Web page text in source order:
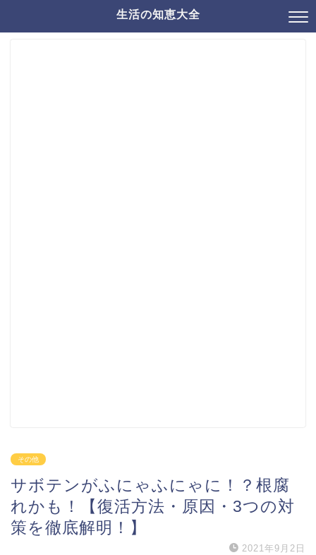
生活の知恵大全
その他
サボテンがふにゃふにゃに！？根腐
れかも！【復活方法・原因・3つの対
策を徹底解明！】
2021年9月2日